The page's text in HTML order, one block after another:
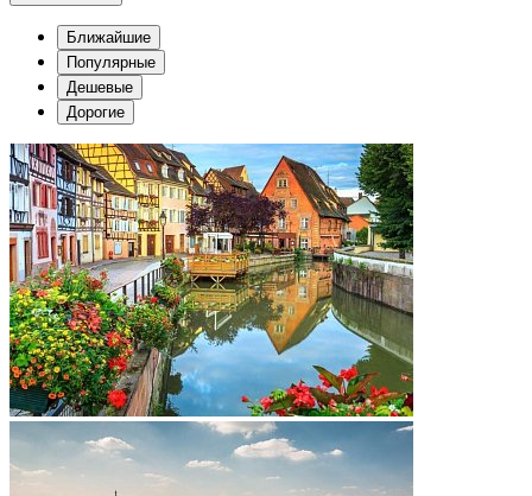
Ближайшие
Популярные
Дешевые
Дорогие